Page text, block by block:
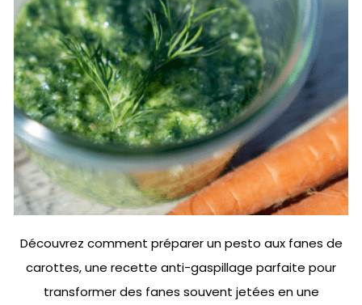
Découvrez comment préparer un pesto aux fanes de
carottes, une recette anti-gaspillage parfaite pour
transformer des fanes souvent jetées en une